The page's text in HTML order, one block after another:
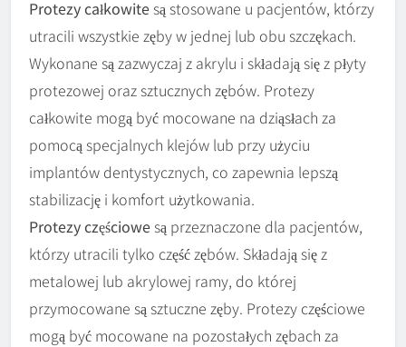
Protezy całkowite są stosowane u pacjentów, którzy
utracili wszystkie zęby w jednej lub obu szczękach.
Wykonane są zazwyczaj z akrylu i składają się z płyty
protezowej oraz sztucznych zębów. Protezy
całkowite mogą być mocowane na dziąsłach za
pomocą specjalnych klejów lub przy użyciu
implantów dentystycznych, co zapewnia lepszą
stabilizację i komfort użytkowania.
Protezy częściowe są przeznaczone dla pacjentów,
którzy utracili tylko część zębów. Składają się z
metalowej lub akrylowej ramy, do której
przymocowane są sztuczne zęby. Protezy częściowe
mogą być mocowane na pozostałych zębach za